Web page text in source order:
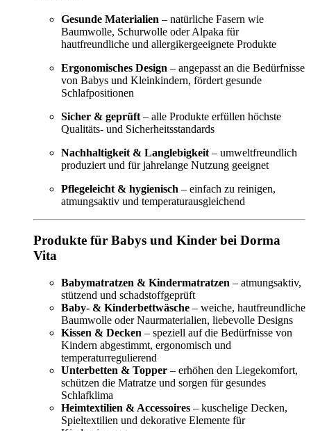
Gesunde Materialien – natürliche Fasern wie
Baumwolle, Schurwolle oder Alpaka für
hautfreundliche und allergikergeeignete Produkte
Ergonomisches Design – angepasst an die Bedürfnisse
von Babys und Kleinkindern, fördert gesunde
Schlafpositionen
Sicher & geprüft – alle Produkte erfüllen höchste
Qualitäts- und Sicherheitsstandards
Nachhaltigkeit & Langlebigkeit – umweltfreundlich
produziert und für jahrelange Nutzung geeignet
Pflegeleicht & hygienisch – einfach zu reinigen,
atmungsaktiv und temperaturausgleichend
Produkte für Babys und Kinder bei Dorma
Vita
Babymatratzen & Kindermatratzen – atmungsaktiv,
stützend und schadstoffgeprüft
Baby- & Kinderbettwäsche – weiche, hautfreundliche
Baumwolle oder Naurmaterialien, liebevolle Designs
Kissen & Decken – speziell auf die Bedürfnisse von
Kindern abgestimmt, ergonomisch und
temperaturregulierend
Unterbetten & Topper – erhöhen den Liegekomfort,
schützen die Matratze und sorgen für gesundes
Schlafklima
Heimtextilien & Accessoires – kuschelige Decken,
Spieltextilien und dekorative Elemente für